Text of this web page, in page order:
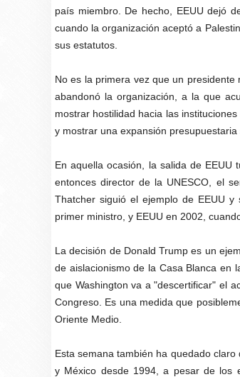
país miembro. De hecho, EEUU dejó
cuando la organización aceptó a
sus estatutos.
No es la primera vez que un presidente
abandonó la organización, a la que
mostrar hostilidad hacia las
y mostrar una expansión presupuestaria
En aquella ocasión, la salida de EEUU
entonces director de la UNESCO, el
Thatcher siguió el ejemplo de EEUU
primer ministro, y EEUU en 2002,
La decisión de Donald Trump es un
de aislacionismo de la Casa Blanca en
que Washington va a "descertificar" el
Congreso. Es una medida que
Oriente Medio.
Esta semana también ha quedado
y México desde 1994, a pesar de los